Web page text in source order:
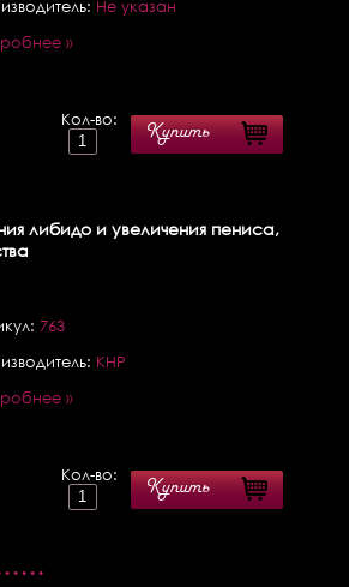
Не указан
»
Кол-во:
Купить
либидо и увеличения пениса,
763
КНР
»
Кол-во:
Купить